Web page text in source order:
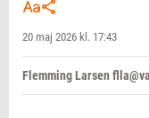
20 maj 2026 kl. 17:43
Flemming Larsen